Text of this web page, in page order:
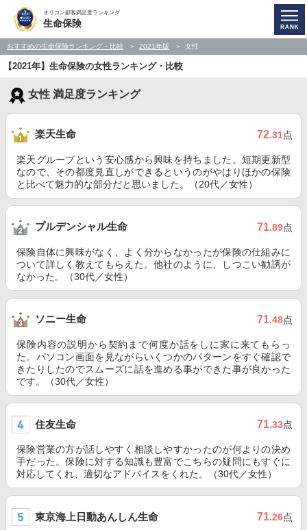
オリコン顧客満足度ランキング
生命保険
おすすめの生命保険ランキング・比較 2021年版 女性
【2021年】生命保険の女性ランキング・比較
女性 満足度ランキング
楽天生命 72.31点
楽天グループという安心感から興味を持ちました。短期更新型
なので、その都度見直しができるというのがやはりほかの保険
と比べて魅力的な部分だと思いました。（20代／女性）
プルデンシャル生命 71.89点
保険自体に興味がなく、よく分からなかったが保険の仕組みに
ついて詳しく教えてもらえた。他社のように、しつこい勧誘が
なかった。（30代／女性）
ソニー生命 71.48点
保険内容の説明から契約まで何度か話をしに家に来てもらっ
た。パソコン画面を見ながらいくつかのパターンをすぐ確認で
きたりしたのでスムーズに話を進める事ができた事が良かった
です。（30代／女性）
住友生命 71.33点
保険営業の方が話しやすく相談しやすかったのが何よりの決め
手だった。保険に対する知識も豊富でこちらの疑問にもすぐに
対応してくれ、適切なアドバイスをくれた。（30代／女性）
東京海上日動あんしん生命 71.26点